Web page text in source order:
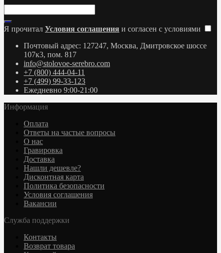
Я прочитал Условия соглашения и согласен с условиями
Почтовый адрес: 127247, Москва, Дмитровское шоссе
107к3, пом. 817
info@stolovoe-serebro.com
+7 (800) 444-04-11
+7 (499) 99-33-123
Ежедневно 9:00-21:00
Информация
Оплата
Ответы на частые вопросы
О нас
Гравировка
Доставка
Нашли дешевле?
Дисконтная карта
Политика безопасности
Условия соглашения
Вакансии
Служба поддержки
Контакты
Возврат товара